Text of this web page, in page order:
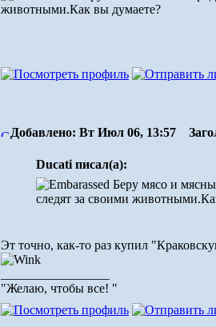
животными.Как вы думаете?
Добавлено: Вт Июл 06, 13:57
Ducati писал(а):
Беру мясо и
следят за своими
Эт точно, как-то раз купил
"Желаю, чтобы все! "